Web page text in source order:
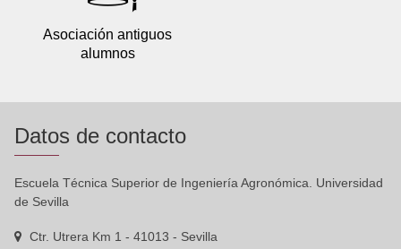
Asociación antiguos
alumnos
Datos de contacto
Escuela Técnica Superior de Ingeniería Agronómica. Universidad
de Sevilla
Ctr. Utrera Km 1 - 41013 - Sevilla